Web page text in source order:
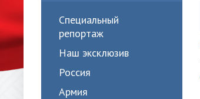
Специальный
репортаж
Наш эксклюзив
Россия
Армия